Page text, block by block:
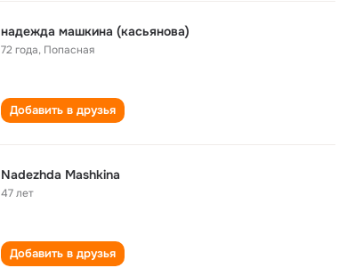
надежда машкина (касьянова)
72 года, Попасная
Добавить в друзья
Nadezhda Mashkina
47 лет
Добавить в друзья